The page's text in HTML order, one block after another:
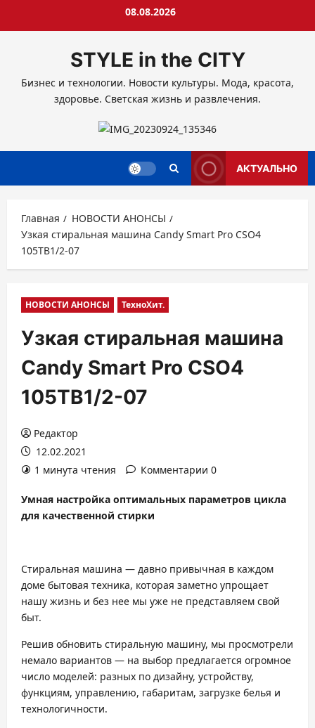
08.08.2026
STYLE in the CITY
Бизнес и технологии. Новости культуры. Мода, красота,
здоровье. Светская жизнь и развлечения.
АКТУАЛЬНО
Главная
НОВОСТИ АНОНСЫ
Узкая стиральная машина Candy Smart Pro CSO4
105TB1/2-07
НОВОСТИ АНОНСЫ ТехноХит.
Узкая стиральная машина
Candy Smart Pro CSO4
105TB1/2-07
Редактор
12.02.2021
1 минута чтения
Комментарии 0
Умная настройка оптимальных параметров цикла
для качественной стирки
Стиральная машина — давно привычная в каждом
доме бытовая техника, которая заметно упрощает
нашу жизнь и без нее мы уже не представляем свой
быт.
Решив обновить стиральную машину, мы просмотрели
немало вариантов — на выбор предлагается огромное
число моделей: разных по дизайну, устройству,
функциям, управлению, габаритам, загрузке белья и
технологичности.